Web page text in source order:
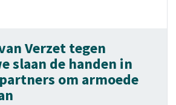
Verzet tegen
slaan de handen in
om armoede